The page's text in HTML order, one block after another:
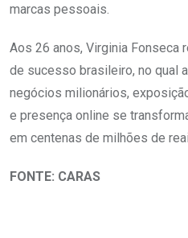
marcas pessoais.
Aos 26 anos, Virginia Fonseca
de sucesso brasileiro, no qual
negócios milionários,
e presença online se
em centenas de milhões de
FONTE: CARAS